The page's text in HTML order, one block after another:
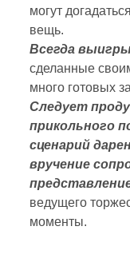
могут
вещь.
Всегда
сделанные
много готовых
Следует
прикольного
сценарий
вручение
ведущего
моменты.